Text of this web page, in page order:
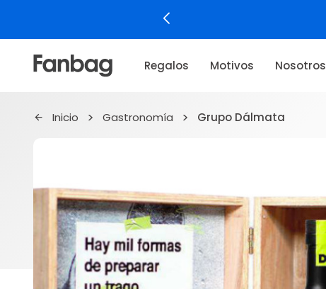
Regalos Motivos Nosotros
Inicio Gastronomía Grupo Dálmata